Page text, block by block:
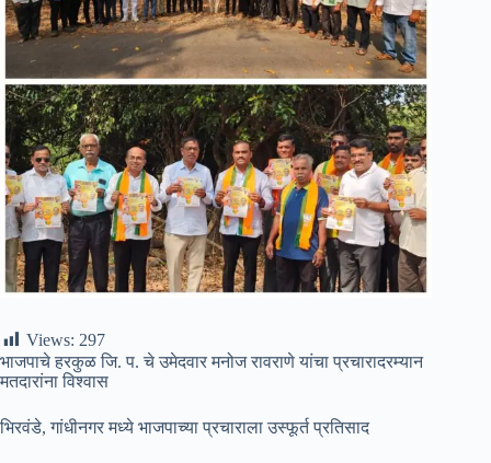
Views: 297
भाजपाचे हरकुळ जि. प. चे उमेदवार मनोज रावराणे यांचा प्रचारादरम्यान
मतदारांना विश्वास
भिरवंडे, गांधीनगर मध्ये भाजपाच्या प्रचाराला उस्फूर्त प्रतिसाद